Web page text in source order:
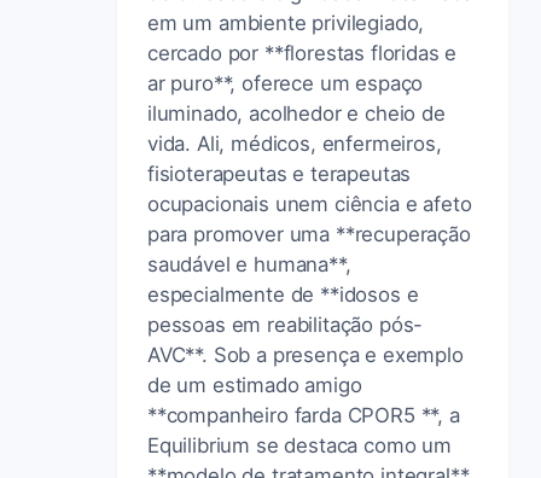
em um ambiente privilegiado,
cercado por **florestas floridas e
ar puro**, oferece um espaço
iluminado, acolhedor e cheio de
vida. Ali, médicos, enfermeiros,
fisioterapeutas e terapeutas
ocupacionais unem ciência e afeto
para promover uma **recuperação
saudável e humana**,
especialmente de **idosos e
pessoas em reabilitação pós-
AVC**. Sob a presença e exemplo
de um estimado amigo
**companheiro farda CPOR5 **, a
Equilibrium se destaca como um